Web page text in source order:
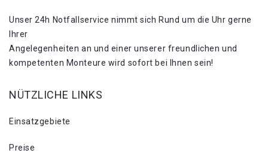
Unser 24h Notfallservice nimmt sich Rund um die Uhr gerne
Ihrer
Angelegenheiten an und einer unserer freundlichen und
kompetenten Monteure wird sofort bei Ihnen sein!
NÜTZLICHE LINKS
Einsatzgebiete
Preise